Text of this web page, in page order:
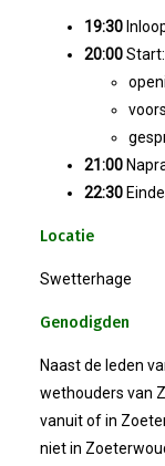
2026-
18-
20-
Archief
19:30
20:00Start:
21:00
22:30Einde
Locatie
Swetterhage
Genodigden
Naast de leden
wethouders van
vanuit of in
niet in